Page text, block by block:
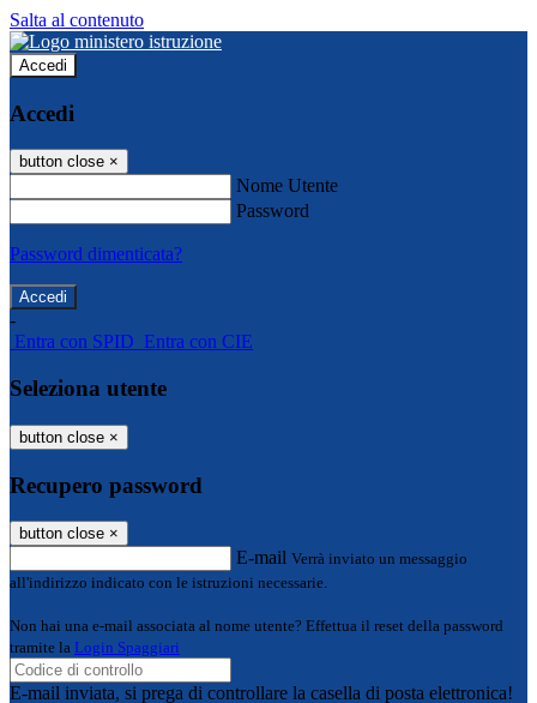
Salta al contenuto
Accedi
Accedi
button close ×
Nome Utente
Password
Password dimenticata?
-
Entra con SPID Entra con CIE
Seleziona utente
button close ×
Recupero password
button close ×
E-mail Verrà inviato un messaggio
all'indirizzo indicato con le istruzioni necessarie.
Non hai una e-mail associata al nome utente? Effettua il reset della password
tramite la Login Spaggiari
E-mail inviata, si prega di controllare la casella di posta elettronica!